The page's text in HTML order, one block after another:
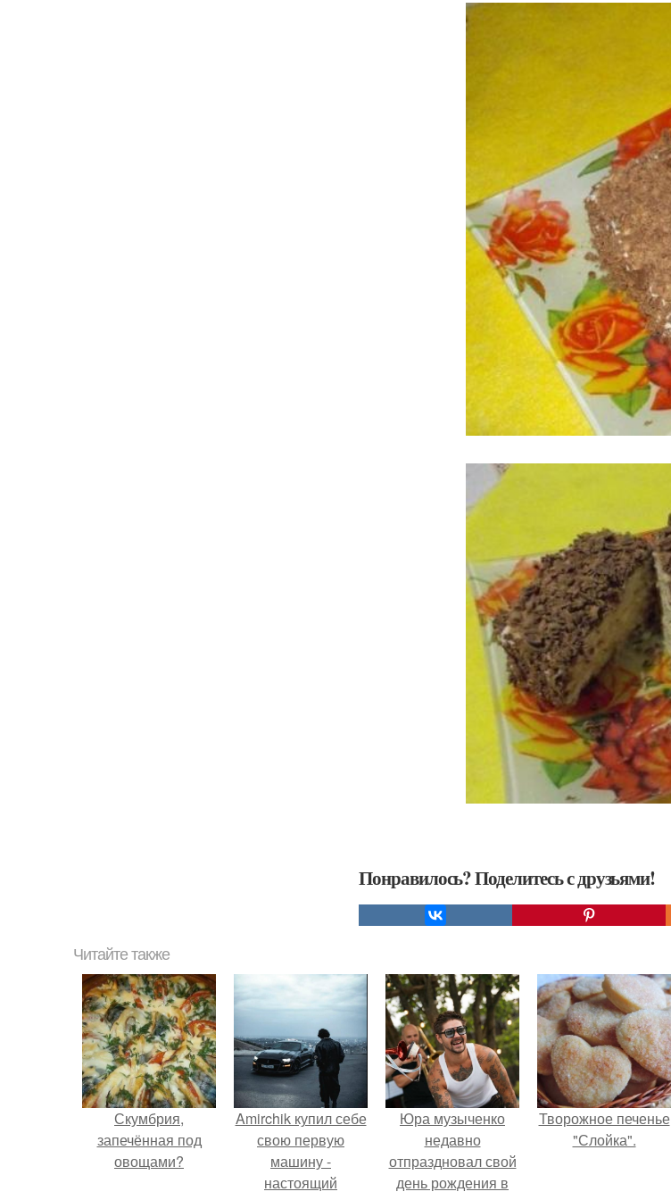
Понравилось? Поделитесь с друзьями!
Читайте также
Скумбрия,
запечённая под
овощами?
Amirchik купил себе
свою первую
машину -
настоящий
Юра музыченко
недавно
отпраздновал свой
день рождения в
Творожное печенье
"Слойка".